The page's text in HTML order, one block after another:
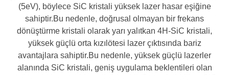
(5eV), böylece SiC kristali yüksek lazer hasar eşiğine
sahiptir.Bu nedenle, doğrusal olmayan bir frekans
dönüştürme kristali olarak yarı yalıtkan 4H-SiC kristali,
yüksek güçlü orta kızılötesi lazer çıktısında bariz
avantajlara sahiptir.Bu nedenle, yüksek güçlü lazerler
alanında SiC kristali, geniş uygulama beklentileri olan